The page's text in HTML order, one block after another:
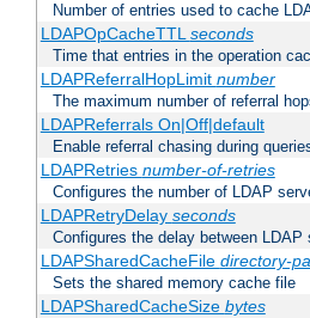
Number of entries used to cache
LDAPOpCacheTTLseconds
Time that entries in the operation
LDAPReferralHopLimit number
The maximum number of referral
LDAPReferrals On|Off|default
Enable referral chasing during
LDAPRetries number-of-retries
Configures the number of LDAP
LDAPRetryDelay seconds
Configures the delay between LDAP
LDAPSharedCacheFile directory-
Sets the shared memory cache file
LDAPSharedCacheSize bytes